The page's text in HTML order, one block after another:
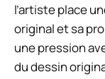
l’artiste place
original et sa
une pression
du dessin